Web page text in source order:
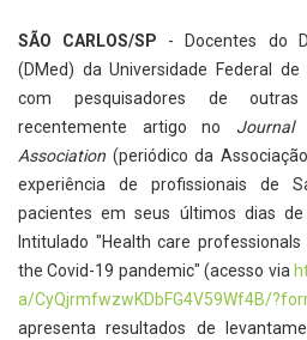
SÃO CARLOS/SP - Docentes do
(DMed) da Universidade Federal de
com pesquisadores de outras
recentemente artigo no Journal
Association (periódico da
experiência de profissionais de
pacientes em seus últimos dias
Intitulado "Health care
the Covid-19 pandemic" (acesso via
a/CyQjrmfwzwKDbFG4V59Wf4B/?
apresenta resultados de